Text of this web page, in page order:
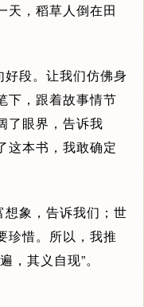
天，稻草人倒在田
段。让我们仿佛身
下，跟着故事情节
了眼界，告诉我
这本书，我敢确定
象，告诉我们；世
珍惜。所以，我推
，其义自现”。